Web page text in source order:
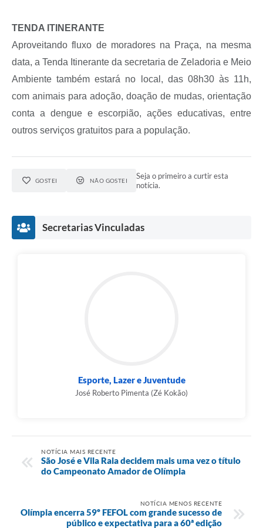
TENDA ITINERANTE
Aproveitando fluxo de moradores na Praça, na mesma
data, a Tenda Itinerante da secretaria de Zeladoria e Meio
Ambiente também estará no local, das 08h30 às 11h,
com animais para adoção, doação de mudas, orientação
conta a dengue e escorpião, ações educativas, entre
outros serviços gratuitos para a população.
GOSTEI NÃO GOSTEI
Seja o primeiro a curtir esta
notícia.
Secretarias Vinculadas
Esporte, Lazer e Juventude
José Roberto Pimenta (Zé Kokão)
NOTÍCIA MAIS RECENTE
São José e Vila Raia decidem mais uma vez o título
do Campeonato Amador de Olímpia
NOTÍCIA MENOS RECENTE
Olímpia encerra 59º FEFOL com grande sucesso de
público e expectativa para a 60ª edição